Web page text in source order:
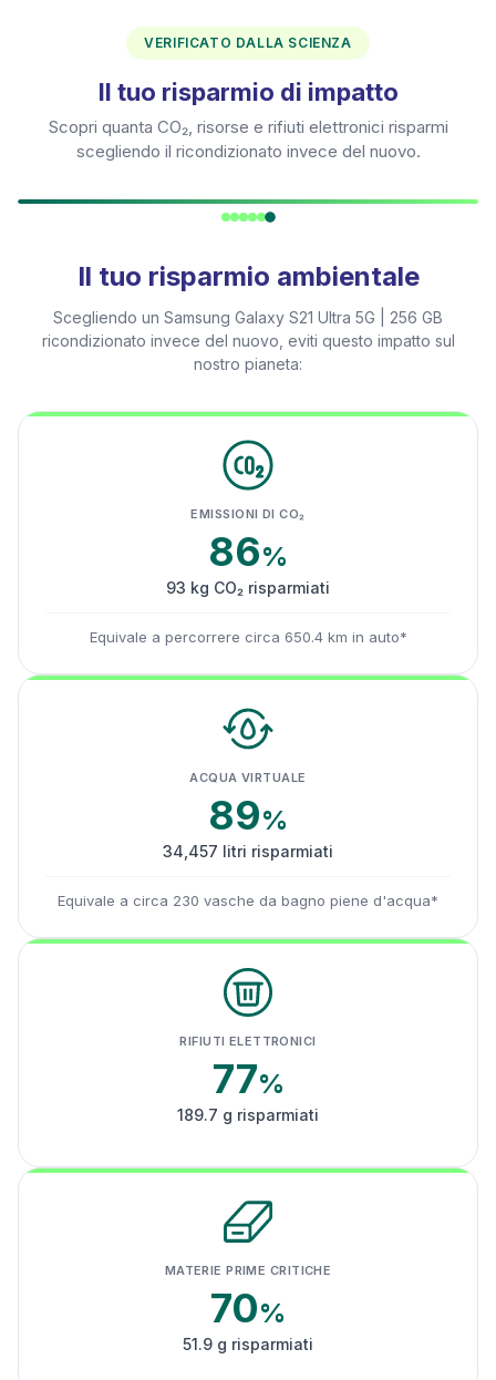
VERIFICATO DALLA SCIENZA
Il tuo risparmio di impatto
Scopri quanta CO₂, risorse e rifiuti elettronici risparmi
scegliendo il ricondizionato invece del nuovo.
Il tuo risparmio ambientale
Scegliendo un Samsung Galaxy S21 Ultra 5G | 256 GB
ricondizionato invece del nuovo, eviti questo impatto sul
nostro pianeta:
EMISSIONI DI CO₂
86%
93 kg CO₂ risparmiati
Equivale a percorrere circa 650.4 km in auto*
ACQUA VIRTUALE
89%
34,457 litri risparmiati
Equivale a circa 230 vasche da bagno piene d'acqua*
RIFIUTI ELETTRONICI
77%
189.7 g risparmiati
MATERIE PRIME CRITICHE
70%
51.9 g risparmiati